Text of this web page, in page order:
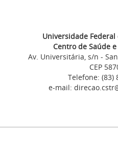
Universidade
Centro de Saúde
Av. Universitária, s/n -
CEP
Telefone: (83)
e-mail: